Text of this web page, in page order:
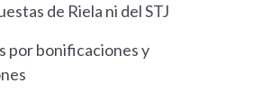
de Riela ni del STJ
por bonificaciones y